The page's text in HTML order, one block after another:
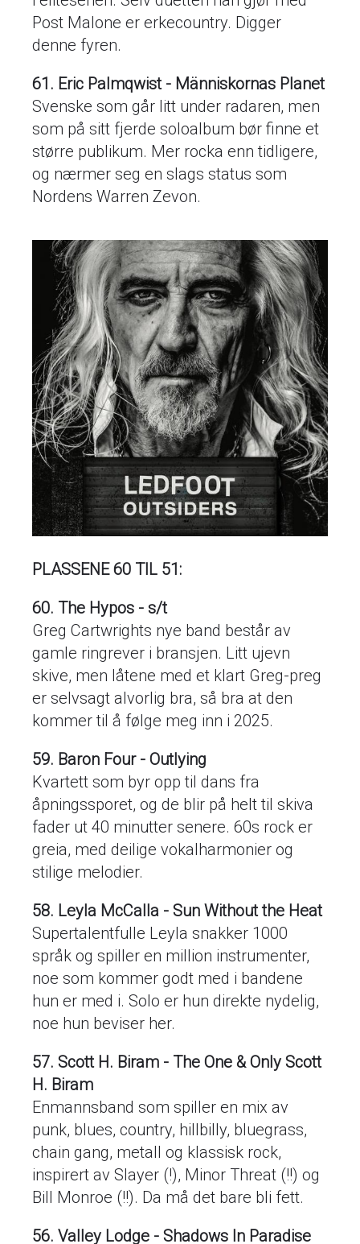
Post Malone er erkecountry. Digger
denne fyren.
61. Eric Palmqwist - Människornas Planet
Svenske som går litt under radaren, men
som på sitt fjerde soloalbum bør finne et
større publikum. Mer rocka enn tidligere,
og nærmer seg en slags status som
Nordens Warren Zevon.
PLASSENE 60 TIL 51:
60. The Hypos - s/t
Greg Cartwrights nye band består av
gamle ringrever i bransjen. Litt ujevn
skive, men låtene med et klart Greg-preg
er selvsagt alvorlig bra, så bra at den
kommer til å følge meg inn i 2025.
59. Baron Four - Outlying
Kvartett som byr opp til dans fra
åpningssporet, og de blir på helt til skiva
fader ut 40 minutter senere. 60s rock er
greia, med deilige vokalharmonier og
stilige melodier.
58. Leyla McCalla - Sun Without the Heat
Supertalentfulle Leyla snakker 1000
språk og spiller en million instrumenter,
noe som kommer godt med i bandene
hun er med i. Solo er hun direkte nydelig,
noe hun beviser her.
57. Scott H. Biram - The One & Only Scott
H. Biram
Enmannsband som spiller en mix av
punk, blues, country, hillbilly, bluegrass,
chain gang, metall og klassisk rock,
inspirert av Slayer (!), Minor Threat (!!) og
Bill Monroe (!!). Da må det bare bli fett.
56. Valley Lodge - Shadows In Paradise